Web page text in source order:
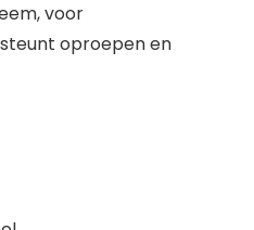
voor
oproepen en